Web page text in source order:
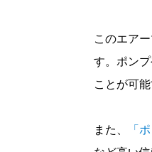
このエア
す。ポン
ことが可能
また、 「